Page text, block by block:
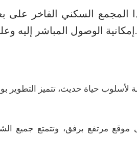
المجمع السكني الفاخر على
إمكانية الوصول المباشر إليه وعلى بعد بضعة أمتار من ملعب جولف تورقيبرادا وبويرتو مارينا.
لأسلوب حياة حديث، تتميز التطوير
موقع مرتفع برفق، وتتمتع جميع